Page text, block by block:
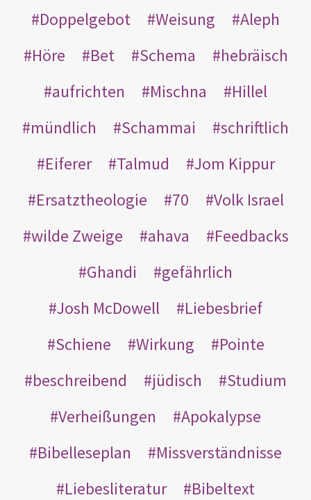
Doppelgebot Weisung
Aleph
Höre
Bet Schema
hebräisch
aufrichten
Mischna
Hillel
mündlich
Schammai
schriftlich
Eiferer
Talmud
Jom Kippur
Ersatztheologie
70
Volk Israel
wilde Zweige
ahava
Feedbacks
Ghandi
gefährlich
Josh McDowell
Liebesbrief
Schiene
Wirkung
Pointe
beschreibend
jüdisch
Studium
Verheißungen
Apokalypse
Bibelleseplan
Missverständnisse
Liebesliteratur
Bibeltext